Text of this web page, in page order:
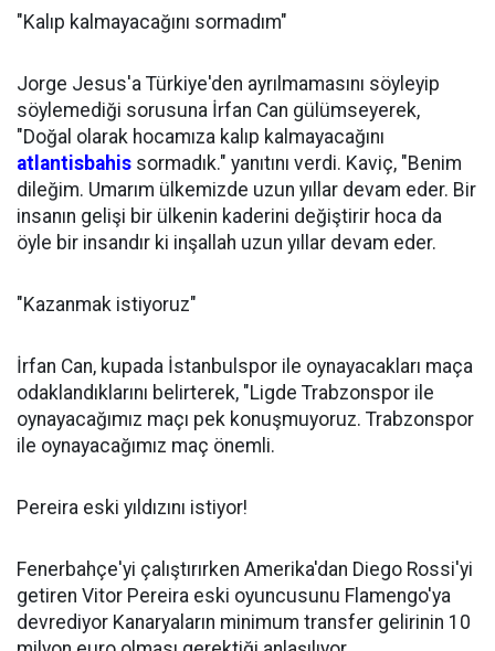
"Kalıp kalmayacağını sormadım"
Jorge Jesus'a Türkiye'den ayrılmamasını söyleyip
söylemediği sorusuna İrfan Can gülümseyerek,
"Doğal olarak hocamıza kalıp kalmayacağını
atlantisbahis sormadık." yanıtını verdi. Kaviç, "Benim
dileğim. Umarım ülkemizde uzun yıllar devam eder. Bir
insanın gelişi bir ülkenin kaderini değiştirir hoca da
öyle bir insandır ki inşallah uzun yıllar devam eder.
"Kazanmak istiyoruz"
İrfan Can, kupada İstanbulspor ile oynayacakları maça
odaklandıklarını belirterek, "Ligde Trabzonspor ile
oynayacağımız maçı pek konuşmuyoruz. Trabzonspor
ile oynayacağımız maç önemli.
Pereira eski yıldızını istiyor!
Fenerbahçe'yi çalıştırırken Amerika'dan Diego Rossi'yi
getiren Vitor Pereira eski oyuncusunu Flamengo'ya
devrediyor Kanaryaların minimum transfer gelirinin 10